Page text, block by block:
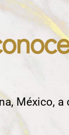
México,